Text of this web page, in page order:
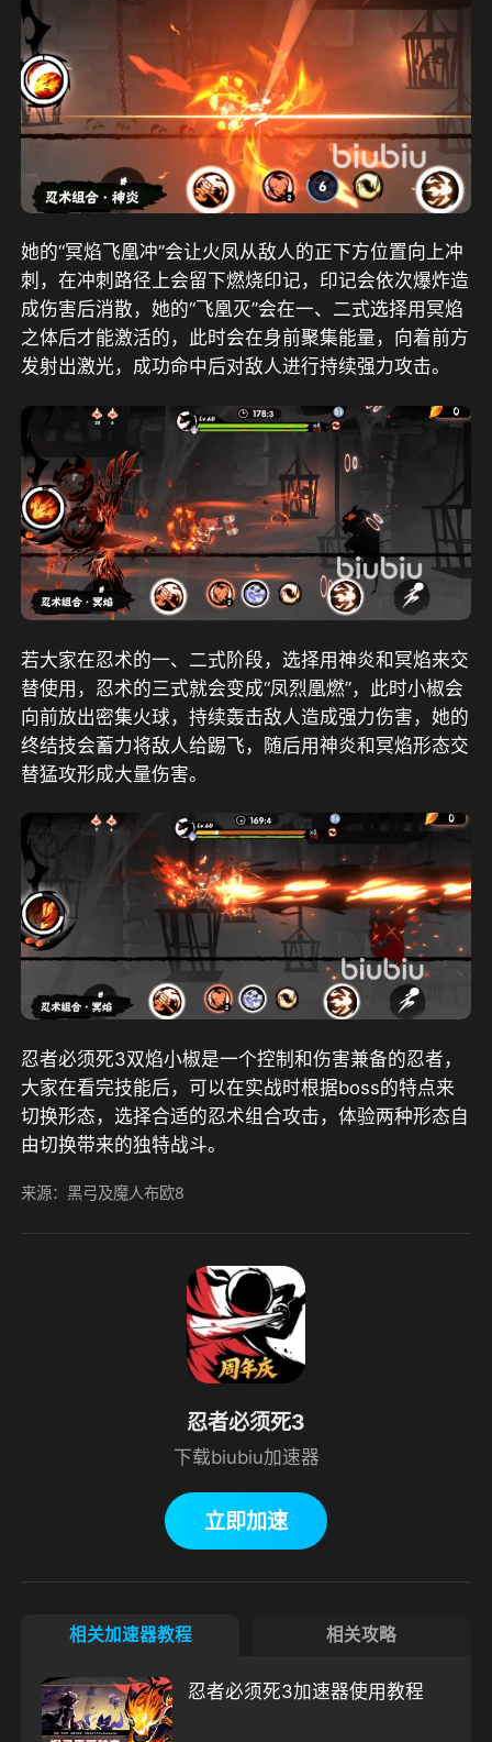
她的“冥焰飞凰冲”会让火凤从敌人的正下方位置向上冲
刺，在冲刺路径上会留下燃烧印记，印记会依次爆炸造
成伤害后消散，她的“飞凰灭”会在一、二式选择用冥焰
之体后才能激活的，此时会在身前聚集能量，向着前方
发射出激光，成功命中后对敌人进行持续强力攻击。
若大家在忍术的一、二式阶段，选择用神炎和冥焰来交
替使用，忍术的三式就会变成“凤烈凰燃”，此时小椒会
向前放出密集火球，持续轰击敌人造成强力伤害，她的
终结技会蓄力将敌人给踢飞，随后用神炎和冥焰形态交
替猛攻形成大量伤害。
忍者必须死3双焰小椒是一个控制和伤害兼备的忍者，
大家在看完技能后，可以在实战时根据boss的特点来
切换形态，选择合适的忍术组合攻击，体验两种形态自
由切换带来的独特战斗。
来源：黑弓及魔人布欧8
忍者必须死3
下载biubiu加速器
立即加速
相关加速器教程 相关攻略
忍者必须死3加速器使用教程